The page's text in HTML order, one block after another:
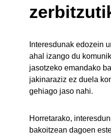
Interesdunak edozein
ahal izango du
jasotzeko emandako
jakinaraziz ez duela
gehiago jaso nahi.
Horretarako,
bakoitzean dagoen